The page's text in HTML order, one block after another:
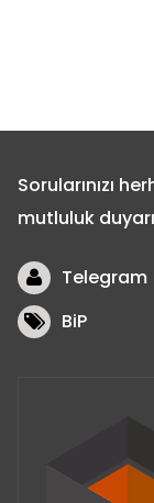
Sorularınızı
mutluluk
Telegram
BiP